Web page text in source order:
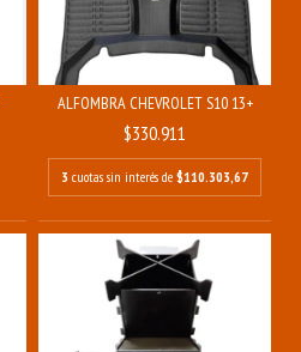
ALFOMBRA CHEVROLET S10 13+
$330.911
3 cuotas sin interés de $110.303,67